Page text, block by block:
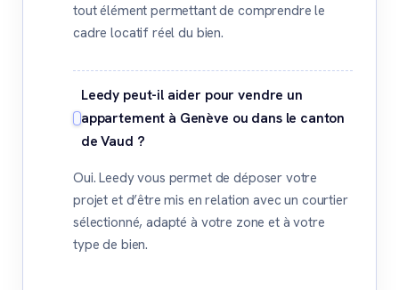
tout élément permettant de comprendre le
cadre locatif réel du bien.
Leedy peut-il aider pour vendre un
appartement à Genève ou dans le canton
de Vaud ?
Oui. Leedy vous permet de déposer votre
projet et d’être mis en relation avec un courtier
sélectionné, adapté à votre zone et à votre
type de bien.